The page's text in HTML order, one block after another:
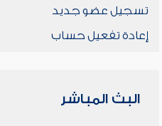
تسجيل عضو جديد
إعادة تفعيل حساب
البث المباشر